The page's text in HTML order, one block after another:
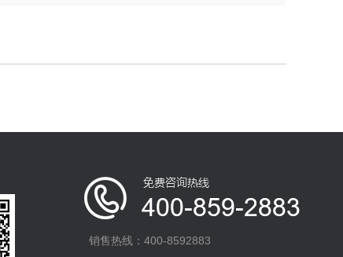
销售热线：400-8592883